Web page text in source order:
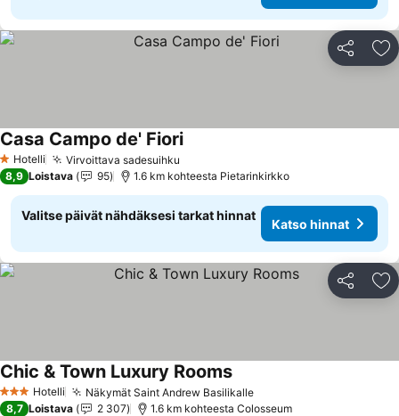
Jaa
1 Tähtiluokitus
Hotelli Virvoittava sadesuihku
Casa Campo de' FioriKatso hinnat
8,9 Loistava 95 1.6 km kohteesta Pietarinkirkko
Valitse päivät nähdäksesi tarkat hinnat
Katso hinnat
Jaa
3 Tähtiluokitus
Hotelli Näkymät Saint Andrew BasilikalleKatso hinnat
Chic & Town Luxury RoomsKatso hinnat
8,7 Loistava 2 307 1.6 km kohteesta Colosseum